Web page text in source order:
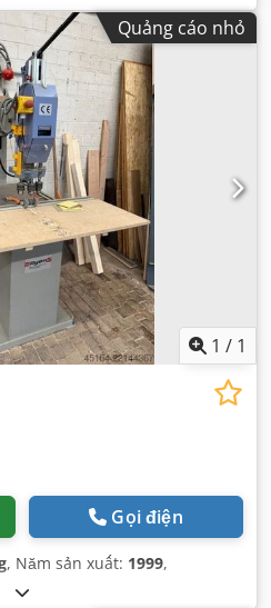
Quảng cáo nhỏ
1 / 1
Gọi điện
, Năm sản xuất: 1999,